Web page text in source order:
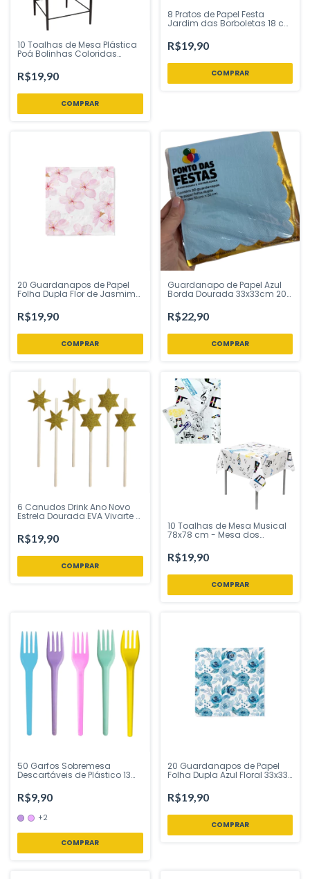
10 Toalhas de Mesa Plástica
Poá Bolinhas Coloridas
Convidados - CampFestas -
Inspire sua Festa
R$19,90
8 Pratos de Papel Festa
Jardim das Borboletas 18 cm
sua Festa Loja
R$19,90
20 Guardanapos de Papel
Folha Dupla Flor de Jasmim
Festa Loja
R$19,90
Guardanapo de Papel Azul
Borda Dourada 33x33cm 20
R$22,90
6 Canudos Drink Ano Novo
Estrela Dourada EVA Vivarte -
R$19,90
10 Toalhas de Mesa Musical
78x78 cm - Mesa dos
CampFestas - Inspire sua
Festa Loja
R$19,90
50 Garfos Sobremesa
Descartáveis de Plástico 13
Festa Loja
R$9,90
+2
COMPRAR
20 Guardanapos de Papel
Folha Dupla Azul Floral 33x33
Inspire sua Festa Loja
R$19,90